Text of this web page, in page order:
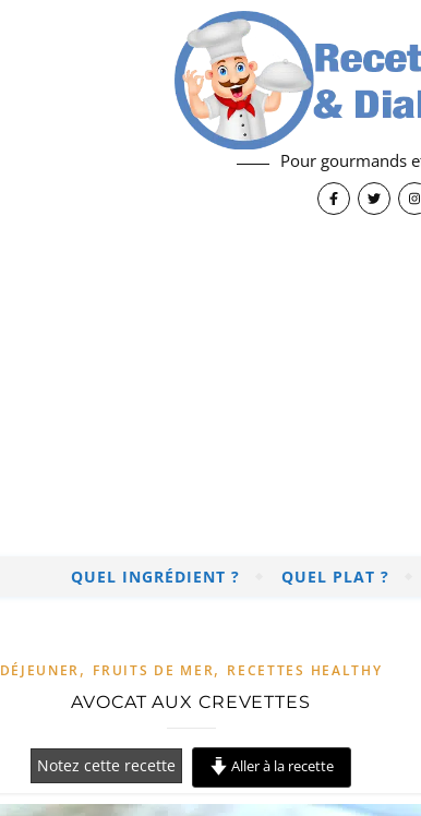
Pour gourmands
QUEL INGRÉDIENT ? QUEL PLAT ?
DÉJEUNER, FRUITS DE MER, RECETTES HEALTHY
AVOCAT AUX CREVETTES
Notez cette recette Aller à la recette